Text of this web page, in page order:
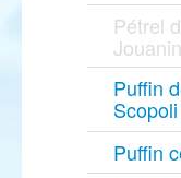
Pétrel
Jouanin
Puffin
Scopoli
Puffin